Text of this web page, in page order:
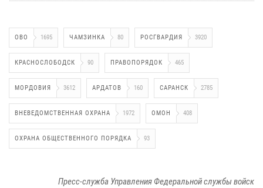
ОВО 1695 ЧАМЗИНКА 80 РОСГВАРДИЯ 3920
КРАСНОСЛОБОДСК 90 ПРАВОПОРЯДОК 465
МОРДОВИЯ 3612 АРДАТОВ 160 САРАНСК 2785
ВНЕВЕДОМСТВЕННАЯ ОХРАНА 1972 ОМОН 408
ОХРАНА ОБЩЕСТВЕННОГО ПОРЯДКА 93
Пресс-служба Управления Федеральной службы войск